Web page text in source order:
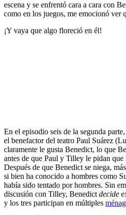
escena y se enfrentó cara a cara con
como en los juegos, me emocionó ver
¡Y vaya que algo floreció en él!
En el episodio seis de la segunda
el benefactor del teatro Paul Suárez
claramente le gusta Benedict, lo que
antes de que Paul y Tilley le pidan que
Después de que Benedict se niega,
si bien ha conocido a hombres como
había sido tentado por hombres. Sin
discusión con Tilley, Benedict decide
y los tres participan en múltiples